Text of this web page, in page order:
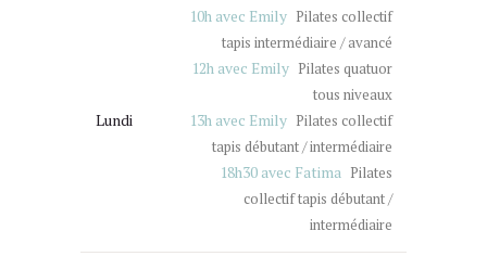
Lundi
10h avec Emily Pilates collectif
tapis intermédiaire / avancé
12h avec Emily Pilates quatuor
tous niveaux
13h avec Emily Pilates collectif
tapis débutant / intermédiaire
18h30 avec Fatima Pilates
collectif tapis débutant /
intermédiaire